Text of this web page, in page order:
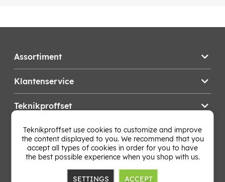
Assortiment
Klantenservice
Teknikproffset
Wijzig Land
Teknikproffset use cookies to customize and improve
the content displayed to you. We recommend that you
accept all types of cookies in order for you to have
the best possible experience when you shop with us.
SETTINGS ACCEPT